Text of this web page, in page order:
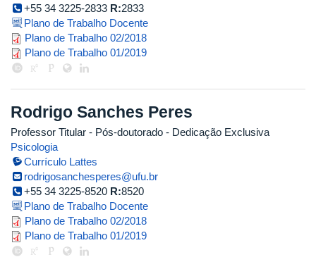
+55 34 3225-2833 R:2833
Plano de Trabalho Docente
ricardo_2018_2.pdf
Plano de Trabalho 02/2018
ricardo_2019_1.pdf
Plano de Trabalho 01/2019
Rodrigo Sanches Peres
Professor Titular - Pós-doutorado - Dedicação Exclusiva
Psicologia
Currículo Lattes
rodrigosanchesperes@ufu.br
+55 34 3225-8520 R:8520
Plano de Trabalho Docente
rodrigo_2018_2.pdf
Plano de Trabalho 02/2018
rodrigo_2019_1.pdf
Plano de Trabalho 01/2019